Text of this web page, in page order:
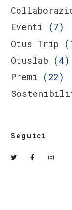
Eventi (7)
Otus Trip
Otuslab (4)
Premi (22)
Seguici